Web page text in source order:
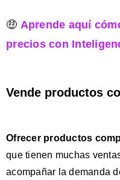
🤑 Aprende aquí
precios con
Vende productos
Ofrecer productos
que tienen muchas
acompañar la demanda